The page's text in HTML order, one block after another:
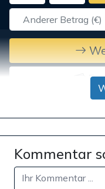
Kommentar